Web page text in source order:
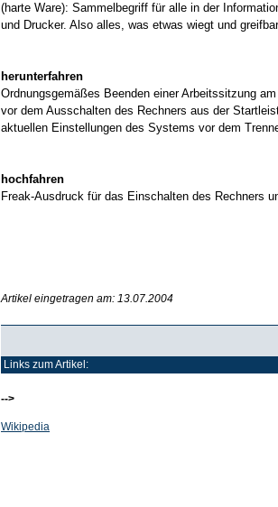
(harte Ware): Sammelbegriff für alle in der
und Drucker. Also alles, was etwas wiegt und
herunterfahren
Ordnungsgemäßes Beenden einer Arbeitssitzung
vor dem Ausschalten des Rechners aus der
aktuellen Einstellungen des Systems vor dem
hochfahren
Freak-Ausdruck für das Einschalten des Rechners
Artikel eingetragen am: 13.07.2004
Links zum Artikel:
-->
Wikipedia